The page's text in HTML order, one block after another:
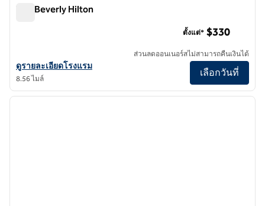
The Beverly Hilton
ดูรายละเอียดโรงแรมสําหรับ The Beverly Hilton
ดูรายละเอียดโรงแรม
8.56 ไมล์
ตั้งแต่* $330
ส่วนลดออนเนอร์สไม่สามารถคืนเงินได้
เลือกวันที่
1/12
1 จาก 12
ภาพถั